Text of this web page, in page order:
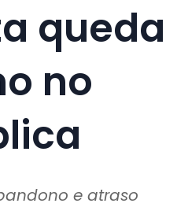
queda
no
e atraso